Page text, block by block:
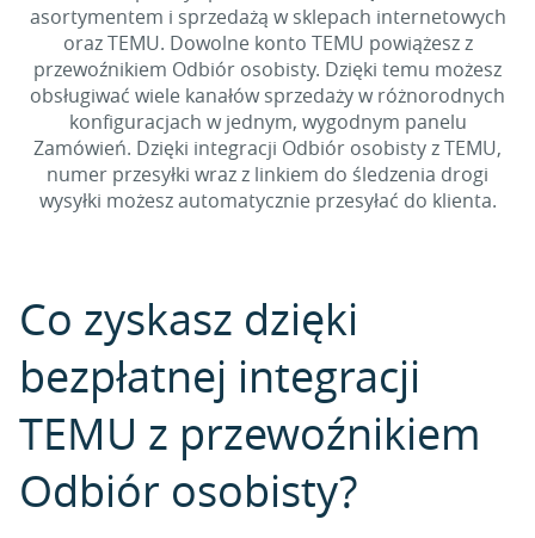
asortymentem i sprzedażą w sklepach internetowych
oraz TEMU. Dowolne konto TEMU powiążesz z
przewoźnikiem Odbiór osobisty. Dzięki temu możesz
obsługiwać wiele kanałów sprzedaży w różnorodnych
konfiguracjach w jednym, wygodnym panelu
Zamówień. Dzięki integracji Odbiór osobisty z TEMU,
numer przesyłki wraz z linkiem do śledzenia drogi
wysyłki możesz automatycznie przesyłać do klienta.
Co zyskasz dzięki
bezpłatnej integracji
TEMU z przewoźnikiem
Odbiór osobisty?